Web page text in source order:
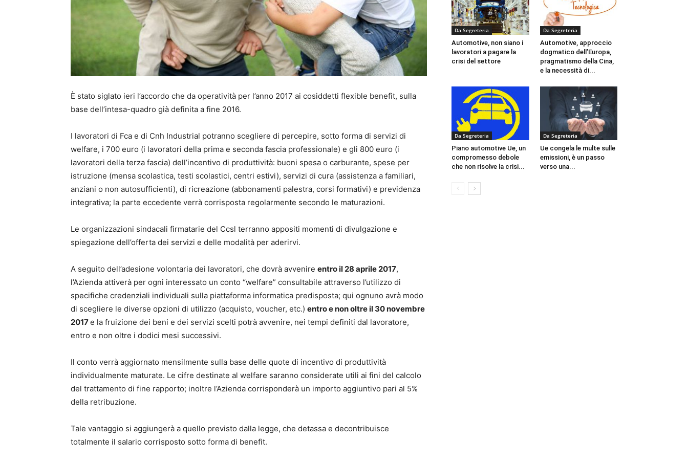
È stato siglato ieri l’accordo che da operatività per l’anno 2017 ai cosiddetti flexible benefit, sulla
base dell’intesa-quadro già definita a fine 2016.
I lavoratori di Fca e di Cnh Industrial potranno scegliere di percepire, sotto forma di servizi di
welfare, i 700 euro (i lavoratori della prima e seconda fascia professionale) e gli 800 euro (i
lavoratori della terza fascia) dell’incentivo di produttività: buoni spesa o carburante, spese per
istruzione (mensa scolastica, testi scolastici, centri estivi), servizi di cura (assistenza a familiari,
anziani o non autosufficienti), di ricreazione (abbonamenti palestra, corsi formativi) e previdenza
integrativa; la parte eccedente verrà corrisposta regolarmente secondo le maturazioni.
Le organizzazioni sindacali firmatarie del Ccsl terranno appositi momenti di divulgazione e
spiegazione dell’offerta dei servizi e delle modalità per aderirvi.
A seguito dell’adesione volontaria dei lavoratori, che dovrà avvenire entro il 28 aprile 2017,
l’Azienda attiverà per ogni interessato un conto “welfare” consultabile attraverso l’utilizzo di
specifiche credenziali individuali sulla piattaforma informatica predisposta; qui ognuno avrà modo
di scegliere le diverse opzioni di utilizzo (acquisto, voucher, etc.) entro e non oltre il 30 novembre
2017e la fruizione dei beni e dei servizi scelti potrà avvenire, nei tempi definiti dal lavoratore,
entro e non oltre i dodici mesi successivi.
Il conto verrà aggiornato mensilmente sulla base delle quote di incentivo di produttività
individualmente maturate. Le cifre destinate al welfare saranno considerate utili ai fini del calcolo
del trattamento di fine rapporto; inoltre l’Azienda corrisponderà un importo aggiuntivo pari al 5%
della retribuzione.
Tale vantaggio si aggiungerà a quello previsto dalla legge, che detassa e decontribuisce
totalmente il salario corrisposto sotto forma di benefit.
Da Segreteria
Automotive, non siano i
lavoratori a pagare la
crisi del settore
Da Segreteria
Automotive, approccio
dogmatico dell’Europa,
pragmatismo della Cina,
e la necessità di...
Da Segreteria
Piano automotive Ue, un
compromesso debole
che non risolve la crisi...
Da Segreteria
Ue congela le multe sulle
emissioni, è un passo
verso una...